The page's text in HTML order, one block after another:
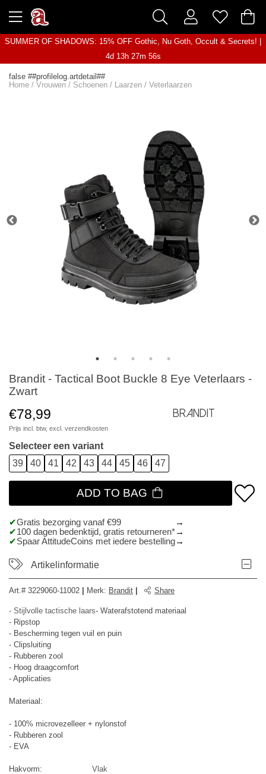
SUMMER OF SHADOWS: 15% OFF Gothic, Nu Goth, Occult & Secrets! |
4d 13h 27m 56s
false ##profilelog.artdetail##
Home / Vrouwen / Schoenen / Laarzen / Veterlaarzen
Brandit - Tactical Boot Buckle 8 Eye Veterlaars -
Zwart
€78,99
Prijs incl. btw, excl. verzendkosten
Brandit
Selecteer een variant
39
40 41 42 43 44 45 46 47
ADD TO BAG
Gratis bezorging vanaf €99
100 dagen bedenktijd, gratis retourneren*
Spaar AttitudeCoins met iedere bestelling
Artikelinformatie
Art.# 3229060-11002 Merk: Brandit Share
- Stijlvolle tactische laars- Waterafstotend materiaal
- Ripstop
- Bescherming tegen vuil en puin
- Clipsluiting
- Rubberen zool
- Hoog draagcomfort
- Applicaties
Materiaal:
- 100% microvezelleer + nylonstof
- Rubberen zool
- EVA
Hakvorm:
Vlak